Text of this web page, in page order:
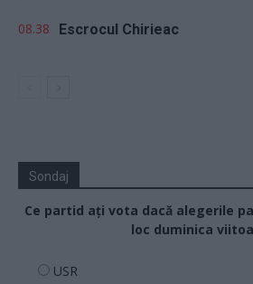
08.38 Escrocul Chirieac
Sondaj
Ce partid ați vota dacă alegerile
loc duminica
USR